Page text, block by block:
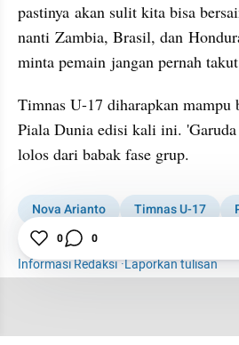
pastinya akan sulit kita bisa
nanti Zambia, Brasil, dan
minta pemain jangan pernah
Timnas U-17 diharapkan mampu
Piala Dunia edisi kali ini.
lolos dari babak fase grup.
Nova Arianto Timnas U-17
Sepak Bola
Informasi Redaksi·Laporkan tulisan
0 0